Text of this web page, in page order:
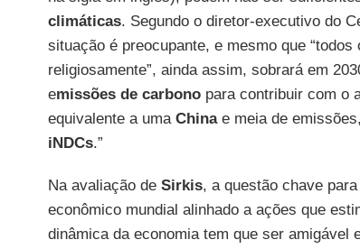
climáticas. Segundo o diretor-executivo do
situação é preocupante, e mesmo que
religiosamente”, ainda assim, sobrará em
emissões de carbonopara contribuir com o
equivalente a uma Chinae meia de
iNDCs.”
Na avaliação de Sirkis, a questão chave
econômico mundial alinhado a ações que
dinâmica da economia tem que ser amigável